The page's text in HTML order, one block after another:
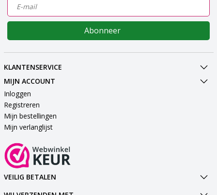
Abonneer
KLANTENSERVICE
MIJN ACCOUNT
Inloggen
Registreren
Mijn bestellingen
Mijn verlanglijst
VEILIG BETALEN